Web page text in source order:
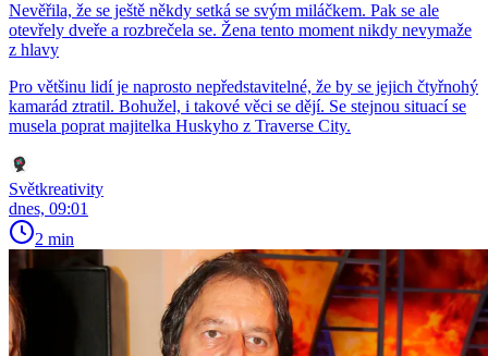
Nevěřila, že se ještě někdy setká se svým miláčkem. Pak se ale
otevřely dveře a rozbrečela se. Žena tento moment nikdy nevymaže
z hlavy
Pro většinu lidí je naprosto nepředstavitelné, že by se jejich čtyřnohý
kamarád ztratil. Bohužel, i takové věci se dějí. Se stejnou situací se
musela poprat majitelka Huskyho z Traverse City.
Světkreativity
dnes, 09:01
2 min